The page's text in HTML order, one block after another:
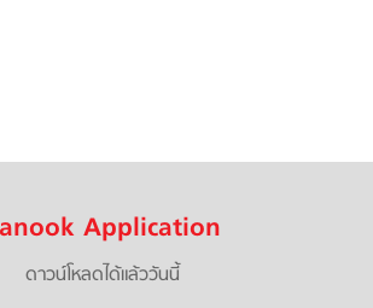
Application
ดาวน์โหลดได้แล้ววันนี้